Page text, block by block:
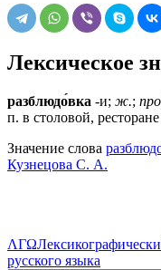
Лексическое
разблюдо́вка -и; ж.;
п. в столовой,
Значение слова
Кузнецова С. А.
ΛΓΩ
русского языка